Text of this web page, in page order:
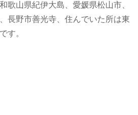
歌山県紀伊大島、愛媛県松山市、
長野市善光寺、住んでいた所は東
す。